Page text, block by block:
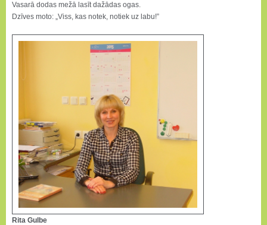
Vasarā dodas mežā lasīt dažādas ogas.
Dzīves moto: „Viss, kas notek, notiek uz labu!”
Rita Gulbe